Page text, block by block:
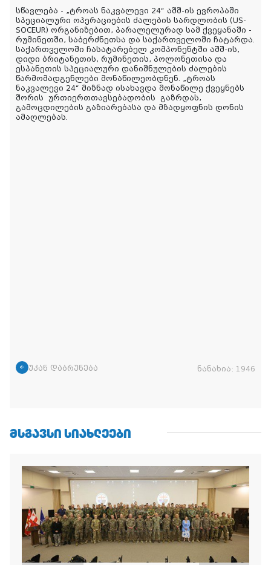
სწავლება - „ტროას ნაკვალევი 24“ აშშ-ის ევროპაში
სპეციალური ოპერაციების ძალების სარდლობის (US-
SOCEUR) ორგანიზებით, პარალელურად სამ ქვეყანაში -
რუმინეთში, საბერძნეთსა და საქართველოში ჩატარდა.
საქართველოში ჩასატარებელ კომპონენტში აშშ-ის,
დიდი ბრიტანეთის, რუმინეთის, პოლონეთისა და
ესპანეთის სპეციალური დანიშნულების ძალების
წარმომადგენლები მონაწილეობდნენ. „ტროას
ნაკვალევი 24“ მიზნად ისახავდა მონაწილე ქვეყნებს
შორის ურთიერთთავსებადობის გაზრდას,
გამოცდილების გაზიარებასა და მზადყოფნის დონის
ამაღლებას.
უკან დაბრუნება ნანახია: 1946
ᲛᲡᲒᲐᲕᲡᲘ ᲡᲘᲐᲮᲚᲔᲔᲑᲘ